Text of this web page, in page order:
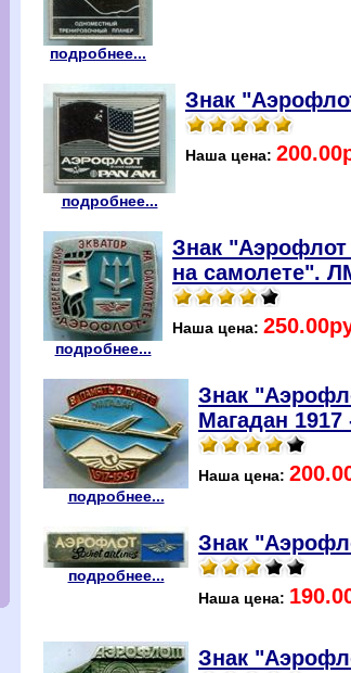
подробнее...
подробнее...
Знак
Наша цена:
подробнее...
Знак "Аэрофлот
на самолете".
Наша цена:
подробнее...
Знак
Магадан 1917
Наша цена:
подробнее...
Знак
Наша цена:
Знак